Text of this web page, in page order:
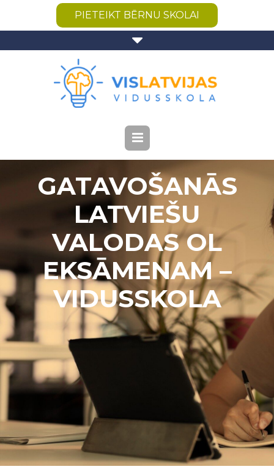
PIETEIKT BĒRNU SKOLAI
GATAVOŠANĀS
LATVIEŠU
VALODAS OL
EKSĀMENAM –
VIDUSSKOLA